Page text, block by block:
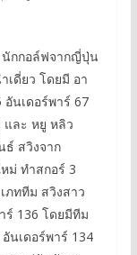
นักกอล์ฟจากญี่ปุ่น
เดี่ยว โดยมี อา
นเดอร์พาร์ 67
ละ หยู หลิว
สวิงจาก
ม่ ทำสกอร์ 3
ภททีม สวิงสาว
ร์ 136 โดยมีทีม
เดอร์พาร์ 134